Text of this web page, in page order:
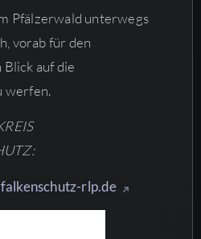
Pfälzerwald unterwegs
vorab für den
auf die
werfen.
rlp.de